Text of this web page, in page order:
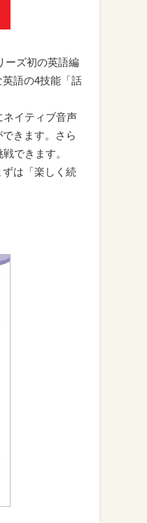
ーズ初の英語編
語の4技能「話
ネイティブ音声
きます。さら
できます。
は「楽しく続